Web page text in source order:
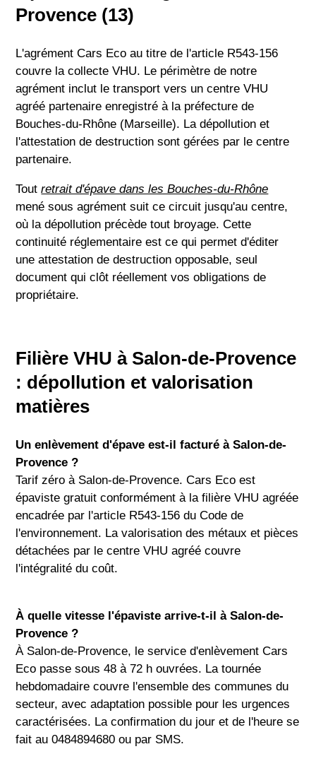
Provence (13)
L'agrément Cars Eco au titre de l'article R543-156
couvre la collecte VHU. Le périmètre de notre
agrément inclut le transport vers un centre VHU
agréé partenaire enregistré à la préfecture de
Bouches-du-Rhône (Marseille). La dépollution et
l'attestation de destruction sont gérées par le centre
partenaire.
Toutretrait d'épave dans les Bouches-du-Rhône
mené sous agrément suit ce circuit jusqu'au centre,
où la dépollution précède tout broyage. Cette
continuité réglementaire est ce qui permet d'éditer
une attestation de destruction opposable, seul
document qui clôt réellement vos obligations de
propriétaire.
Filière VHU à Salon-de-Provence
: dépollution et valorisation
matières
Un enlèvement d'épave est-il facturé à Salon-de-
Provence ?
Tarif zéro à Salon-de-Provence. Cars Eco est
épaviste gratuit conformément à la filière VHU agréée
encadrée par l'article R543-156 du Code de
l'environnement. La valorisation des métaux et pièces
détachées par le centre VHU agréé couvre
l'intégralité du coût.
À quelle vitesse l'épaviste arrive-t-il à Salon-de-
Provence ?
À Salon-de-Provence, le service d'enlèvement Cars
Eco passe sous 48 à 72 h ouvrées. La tournée
hebdomadaire couvre l'ensemble des communes du
secteur, avec adaptation possible pour les urgences
caractérisées. La confirmation du jour et de l'heure se
fait au 0484894680 ou par SMS.